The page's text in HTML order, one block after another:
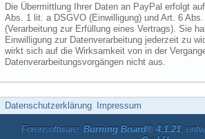
Die Übermittlung Ihrer Daten an PayPal erfolgt
Abs. 1 lit. a DSGVO (Einwilligung) und Art. 6
(Verarbeitung zur Erfüllung eines Vertrags). Sie
Einwilligung zur Datenverarbeitung jederzeit zu
wirkt sich auf die Wirksamkeit von in der
Datenverarbeitungsvorgängen nicht aus.
Datenschutzerklärung Impressum
Forensoftware: Burning Board® 4.1.21,